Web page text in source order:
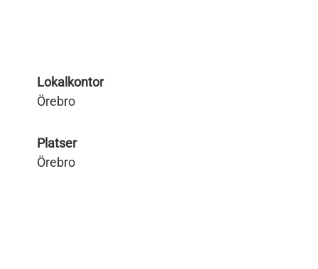
Lokalkontor
Örebro
Platser
Örebro